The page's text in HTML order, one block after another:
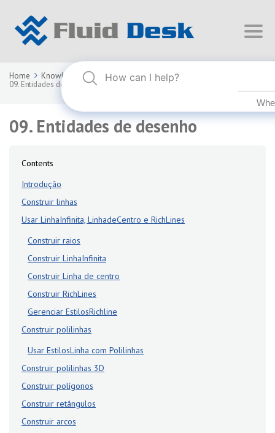
Home Knowledge Base
FLUID DESK BIM 2025
09. Entidades de desenho
09. Entidades de desenho
Contents
Introdução
Construir linhas
Usar LinhaInfinita, LinhadeCentro e RichLines
Construir raios
Construir LinhaInfinita
Construir Linha de centro
Construir RichLines
Gerenciar EstilosRichline
Construir polilinhas
Usar EstilosLinha com Polilinhas
Construir polilinhas 3D
Construir polígonos
Construir retângulos
Construir arcos